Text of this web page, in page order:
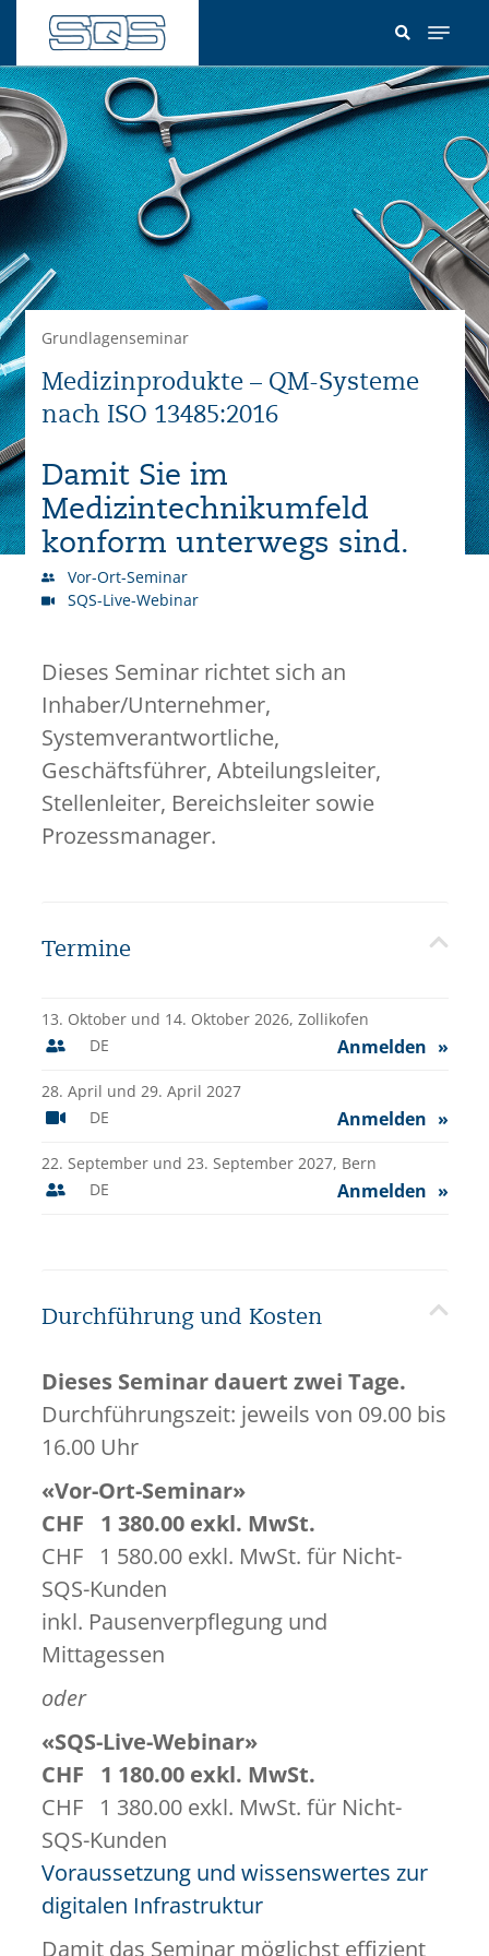
Inhalt
Grundlagenseminar
Medizinprodukte – QM-Systeme
nach ISO 13485:2016
Damit Sie im
Medizintechnikumfeld
konform unterwegs sind.
Vor-Ort-Seminar
SQS-Live-Webinar
Dieses Seminar richtet sich an
Inhaber/Unternehmer,
Systemverantwortliche,
Geschäftsführer, Abteilungsleiter,
Stellenleiter, Bereichsleiter sowie
Prozessmanager.
Termine
13. Oktober und 14. Oktober 2026, Zollikofen
DE
Anmelden
28. April und 29. April 2027
DE
Anmelden
22. September und 23. September 2027, Bern
DE
Anmelden
Durchführung und Kosten
Dieses Seminar dauert zwei Tage.
Durchführungszeit: jeweils von 09.00 bis
16.00 Uhr
«Vor-Ort-Seminar»
CHF 1 380.00 exkl. MwSt.
CHF 1 580.00 exkl. MwSt. für Nicht-
SQS-Kunden
inkl. Pausenverpflegung und
Mittagessen
oder
«SQS-Live-Webinar»
CHF 1 180.00 exkl. MwSt.
CHF 1 380.00 exkl. MwSt. für Nicht-
SQS-Kunden
Voraussetzung und wissenswertes zur
digitalen Infrastruktur
Damit das Seminar möglichst effizient